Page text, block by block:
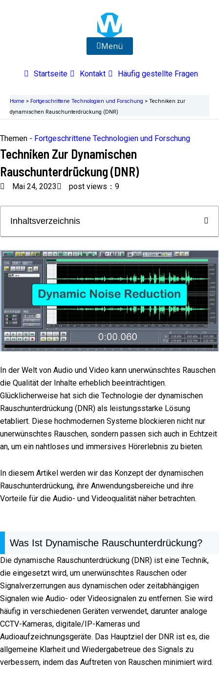
Menü
Startseite Kontakt Häufig gestellte Fragen
Home > Fortgeschrittene Technologien und Forschung > Techniken zur
dynamischen Rauschunterdrückung (DNR)
Themen - Fortgeschrittene Technologien und Forschung
Techniken Zur Dynamischen
Rauschunterdrückung (DNR)
Mai 24, 2023 post views：9
Inhaltsverzeichnis
In der Welt von Audio und Video kann unerwünschtes Rauschen
die Qualität der Inhalte erheblich beeinträchtigen.
Glücklicherweise hat sich die Technologie der dynamischen
Rauschunterdrückung (DNR) als leistungsstarke Lösung
etabliert. Diese hochmodernen Systeme blockieren nicht nur
unerwünschtes Rauschen, sondern passen sich auch in Echtzeit
an, um ein nahtloses und immersives Hörerlebnis zu bieten.
In diesem Artikel werden wir das Konzept der dynamischen
Rauschunterdrückung, ihre Anwendungsbereiche und ihre
Vorteile für die Audio- und Videoqualität näher betrachten.
Was Ist Dynamische Rauschunterdrückung?
Die dynamische Rauschunterdrückung (DNR) ist eine Technik,
die eingesetzt wird, um unerwünschtes Rauschen oder
Signalverzerrungen aus dynamischen oder zeitabhängigen
Signalen wie Audio- oder Videosignalen zu entfernen. Sie wird
häufig in verschiedenen Geräten verwendet, darunter analoge
CCTV-Kameras, digitale/IP-Kameras und
Audioaufzeichnungsgeräte. Das Hauptziel der DNR ist es, die
allgemeine Klarheit und Wiedergabetreue des Signals zu
verbessern, indem das Auftreten von Rauschen minimiert wird.